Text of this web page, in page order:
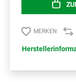
MERKEN